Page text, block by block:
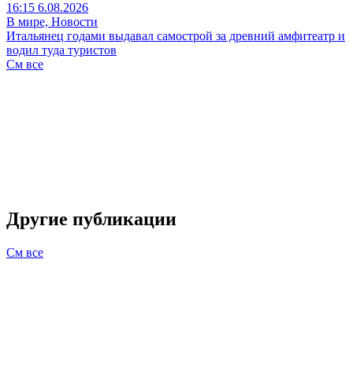
16:15 6.08.2026
В мире, Новости
Итальянец годами выдавал самострой за древний амфитеатр и
водил туда туристов
См все
Другие публикации
См все